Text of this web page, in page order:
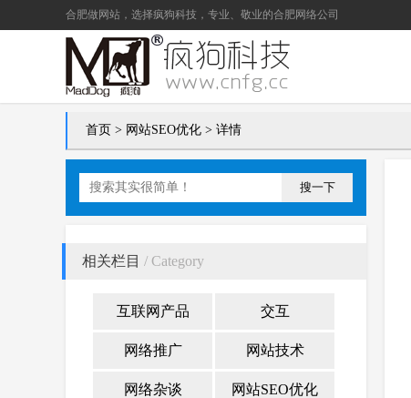
合肥做网站 ，选择疯狗科技，专业、敬业的合肥网络公司
首页 > 网站SEO优化 > 详情
搜一下
相关栏目 / Category
互联网产品 交互
网络推广 网站技术
网络杂谈 网站SEO优化